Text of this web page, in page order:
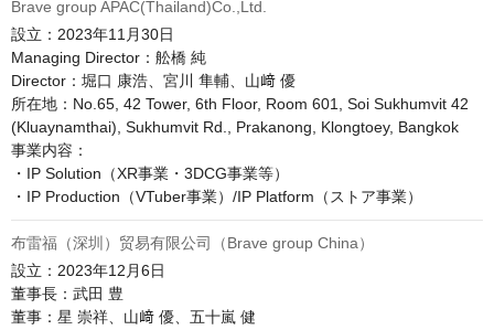
Brave group APAC(Thailand)Co.,Ltd.
設立：2023年11月30日
Managing Director：舩橋 純
Director：堀口 康浩、宮川 隼輔、山﨑 優
所在地：No.65, 42 Tower, 6th Floor, Room 601, Soi Sukhumvit 42
(Kluaynamthai), Sukhumvit Rd., Prakanong, Klongtoey, Bangkok
事業内容：
・IP Solution（XR事業・3DCG事業等）
・IP Production（VTuber事業）/IP Platform（ストア事業）
布雷福（深圳）贸易有限公司（Brave group China）
設立：2023年12月6日
董事長：武田 豊
董事：星 崇祥、山﨑 優、五十嵐 健